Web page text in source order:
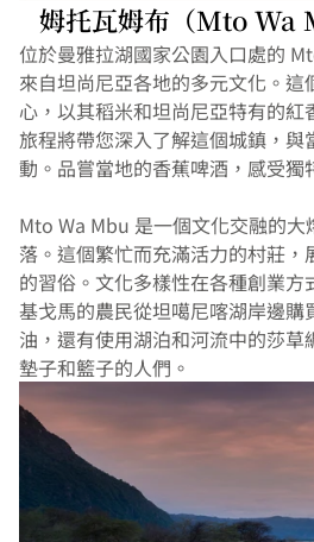
姆托瓦姆布（Mto Wa
位於曼雅拉湖國家公園入口處的
來自坦尚尼亞各地的多元文化。這
心，以其稻米和坦尚尼亞特有的
旅程將帶您深入了解這個城鎮，與
動。品嘗當地的香蕉啤酒，感受獨
Mto Wa Mbu 是一個文化交融的大
落。這個繁忙而充滿活力的村莊
的習俗。文化多樣性在各種創業方
基戈馬的農民從坦噶尼喀湖岸邊購
油，還有使用湖泊和河流中的莎
墊子和籃子的人們。